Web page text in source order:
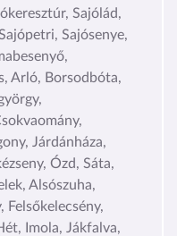
Sajólád,
Sajósenye,
Arló, Borsodbóta,
Járdánháza,
Ózd, Sáta,
Alsószuha,
Felsőkelecsény,
Imola, Jákfalva,